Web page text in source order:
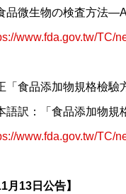
品微生物の検査方法
www.fda.gov.tw/TC/
「食品添加物規格檢驗
語訳：「食品添加物規
www.fda.gov.tw/TC/
月13日公告】